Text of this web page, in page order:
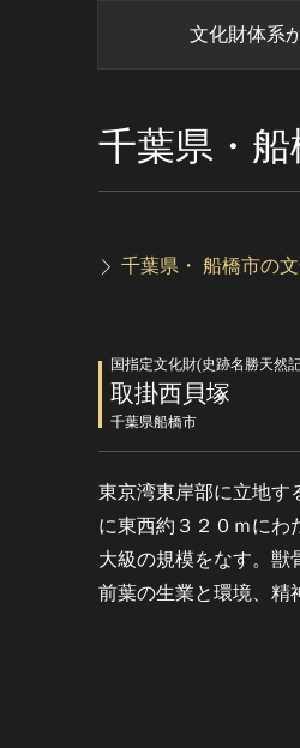
文化財体系
千葉県・船
千葉県・ 船橋市の
国指定文化財(史跡名勝天然
取掛西貝塚
千葉県船橋市
東京湾東岸部に立地す
に東西約３２０ｍにわ
大級の規模をなす。獣
前葉の生業と環境、精